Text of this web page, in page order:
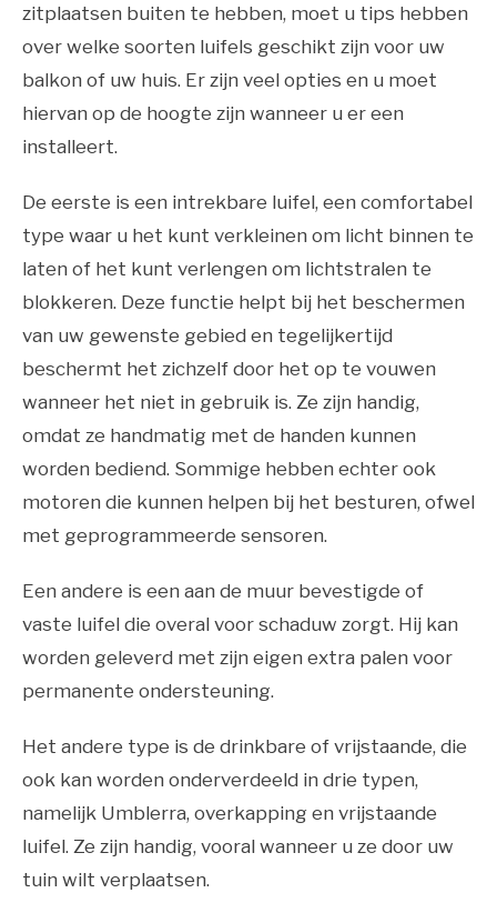
zitplaatsen buiten te hebben, moet u tips hebben
over welke soorten luifels geschikt zijn voor uw
balkon of uw huis. Er zijn veel opties en u moet
hiervan op de hoogte zijn wanneer u er een
installeert.
De eerste is een intrekbare luifel, een comfortabel
type waar u het kunt verkleinen om licht binnen te
laten of het kunt verlengen om lichtstralen te
blokkeren. Deze functie helpt bij het beschermen
van uw gewenste gebied en tegelijkertijd
beschermt het zichzelf door het op te vouwen
wanneer het niet in gebruik is. Ze zijn handig,
omdat ze handmatig met de handen kunnen
worden bediend. Sommige hebben echter ook
motoren die kunnen helpen bij het besturen, ofwel
met geprogrammeerde sensoren.
Een andere is een aan de muur bevestigde of
vaste luifel die overal voor schaduw zorgt. Hij kan
worden geleverd met zijn eigen extra palen voor
permanente ondersteuning.
Het andere type is de drinkbare of vrijstaande, die
ook kan worden onderverdeeld in drie typen,
namelijk Umblerra, overkapping en vrijstaande
luifel. Ze zijn handig, vooral wanneer u ze door uw
tuin wilt verplaatsen.